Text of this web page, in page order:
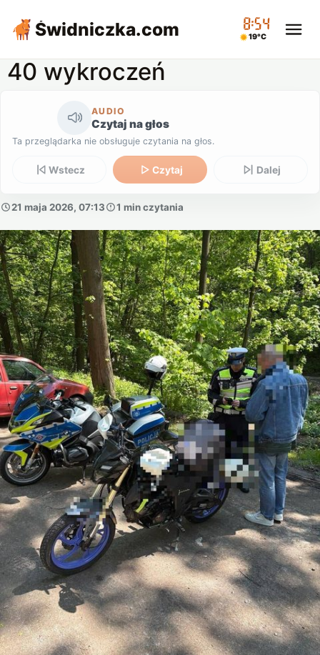
Świdniczka.com 08:54
19°C
40 wykroczeń
AUDIO
Czytaj na głos
Ta przeglądarka nie obsługuje czytania na głos.
Wstecz Czytaj Dalej
21 maja 2026, 07:13 1 min czytania